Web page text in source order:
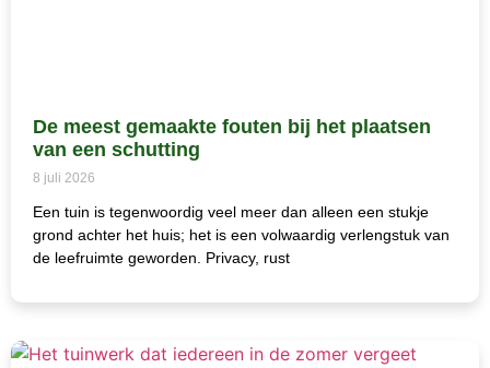
De meest gemaakte fouten bij het plaatsen
van een schutting
8 juli 2026
Een tuin is tegenwoordig veel meer dan alleen een stukje
grond achter het huis; het is een volwaardig verlengstuk van
de leefruimte geworden. Privacy, rust